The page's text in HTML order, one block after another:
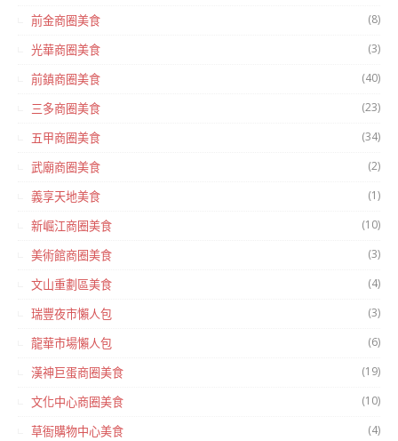
前金商圈美食 (8)
光華商圈美食 (3)
前鎮商圈美食 (40)
三多商圈美食 (23)
五甲商圈美食 (34)
武廟商圈美食 (2)
義享天地美食 (1)
新崛江商圈美食 (10)
美術館商圈美食 (3)
文山重劃區美食 (4)
瑞豐夜市懶人包 (3)
龍華市場懶人包 (6)
漢神巨蛋商圈美食 (19)
文化中心商圈美食 (10)
草衙購物中心美食 (4)